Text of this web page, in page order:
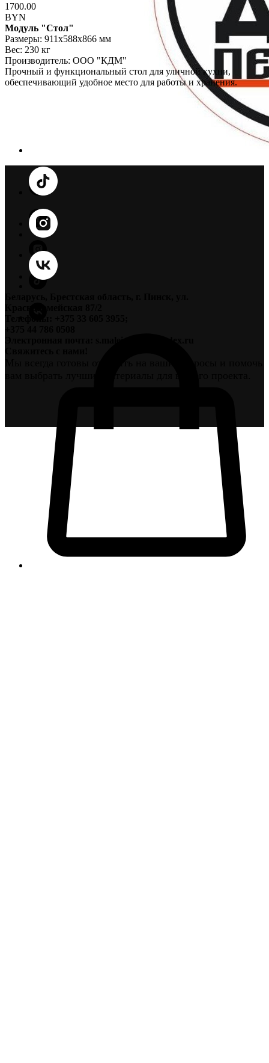
1700.00
BYN
Модуль "Стол"
Размеры: 911х588х866 мм
Вес: 230 кг
Производитель: ООО "КДМ"
Прочный и функциональный стол для уличной кухни,
обеспечивающий удобное место для работы и хранения.